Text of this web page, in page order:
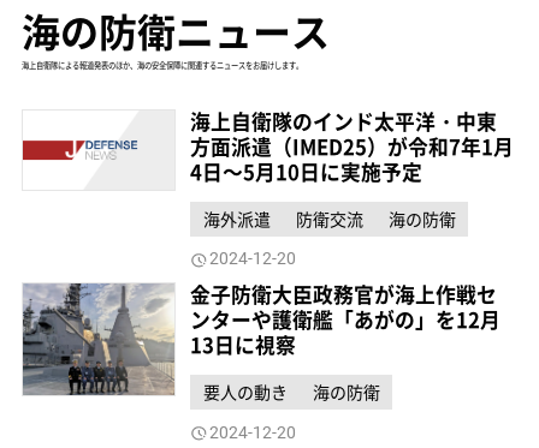
海の防衛ニュース
海上自衛隊による報道発表のほか、海の安全保障に関連するニュースをお届けします。
海上自衛隊のインド太平洋・中東
方面派遣（IMED25）が令和7年1月
4日～5月10日に実施予定
海外派遣 防衛交流 海の防衛
2024-12-20
金子防衛大臣政務官が海上作戦セ
ンターや護衛艦「あがの」を12月
13日に視察
要人の動き 海の防衛
2024-12-20